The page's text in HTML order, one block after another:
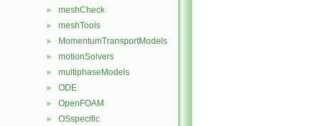
► meshCheck
► meshTools
► MomentumTransportModels
► motionSolvers
► multiphaseModels
► ODE
► OpenFOAM
► OSspecific